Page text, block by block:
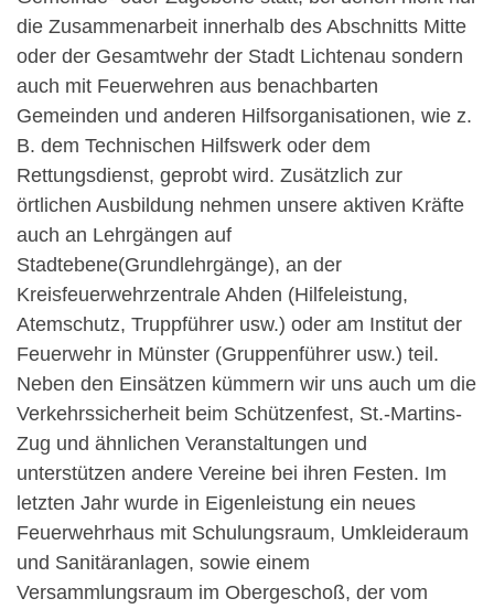
die Zusammenarbeit innerhalb des Abschnitts Mitte
oder der Gesamtwehr der Stadt Lichtenau sondern
auch mit Feuerwehren aus benachbarten
Gemeinden und anderen Hilfsorganisationen, wie z.
B. dem Technischen Hilfswerk oder dem
Rettungsdienst, geprobt wird. Zusätzlich zur
örtlichen Ausbildung nehmen unsere aktiven Kräfte
auch an Lehrgängen auf
Stadtebene(Grundlehrgänge), an der
Kreisfeuerwehrzentrale Ahden (Hilfeleistung,
Atemschutz, Truppführer usw.) oder am Institut der
Feuerwehr in Münster (Gruppenführer usw.) teil.
Neben den Einsätzen kümmern wir uns auch um die
Verkehrssicherheit beim Schützenfest, St.-Martins-
Zug und ähnlichen Veranstaltungen und
unterstützen andere Vereine bei ihren Festen. Im
letzten Jahr wurde in Eigenleistung ein neues
Feuerwehrhaus mit Schulungsraum, Umkleideraum
und Sanitäranlagen, sowie einem
Versammlungsraum im Obergeschoß, der vom